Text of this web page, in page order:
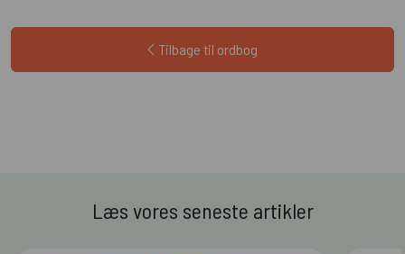
Tilbage til ordbog
Læs vores seneste artikler